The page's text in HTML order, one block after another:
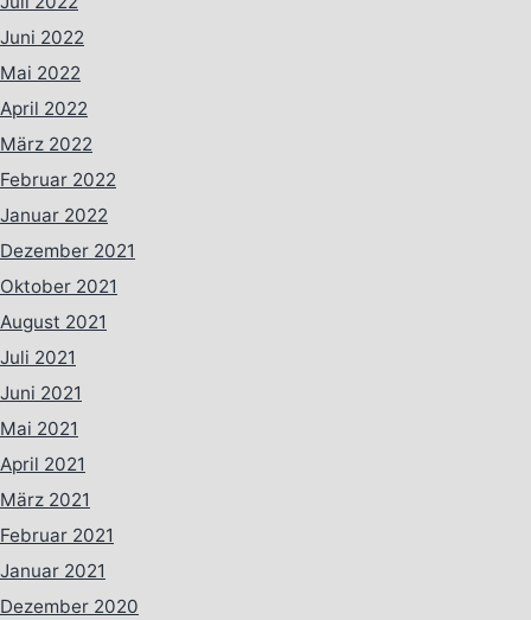
Juni 2022
Mai 2022
April 2022
März 2022
Februar 2022
Januar 2022
Dezember 2021
Oktober 2021
August 2021
Juli 2021
Juni 2021
Mai 2021
April 2021
März 2021
Februar 2021
Januar 2021
Dezember 2020